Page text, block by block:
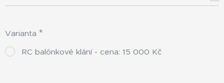
Varianta
RC balónkové klání - cena: 15 000 Kč